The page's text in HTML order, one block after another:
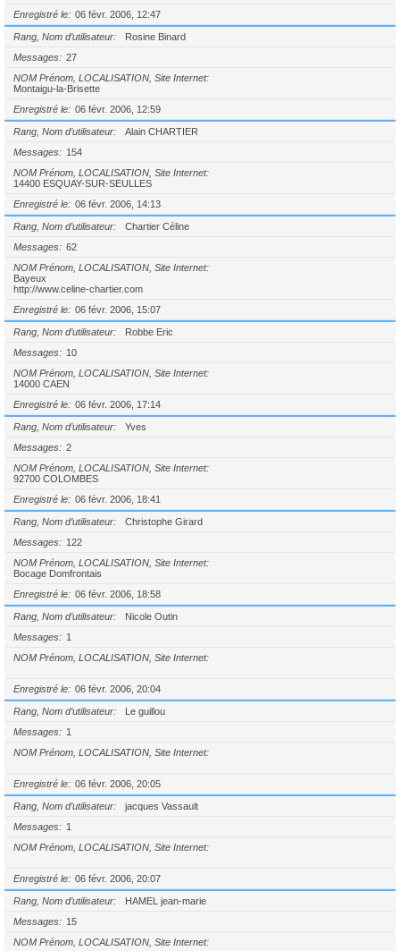
Enregistré le
06 févr. 2006, 12:47
Rang, Nom d’utilisateur
Rosine Binard
Messages
27
NOM Prénom, LOCALISATION, Site Internet
Montaigu-la-Brisette
Enregistré le
06 févr. 2006, 12:59
Rang, Nom d’utilisateur
Alain CHARTIER
Messages
154
NOM Prénom, LOCALISATION, Site Internet
14400 ESQUAY-SUR-SEULLES
Enregistré le
06 févr. 2006, 14:13
Rang, Nom d’utilisateur
Chartier Céline
Messages
62
NOM Prénom, LOCALISATION, Site Internet
Bayeux
http://www.celine-chartier.com
Enregistré le
06 févr. 2006, 15:07
Rang, Nom d’utilisateur
Robbe Eric
Messages
10
NOM Prénom, LOCALISATION, Site Internet
14000 CAEN
Enregistré le
06 févr. 2006, 17:14
Rang, Nom d’utilisateur
Yves
Messages
2
NOM Prénom, LOCALISATION, Site Internet
92700 COLOMBES
Enregistré le
06 févr. 2006, 18:41
Rang, Nom d’utilisateur
Christophe Girard
Messages
122
NOM Prénom, LOCALISATION, Site Internet
Bocage Domfrontais
Enregistré le
06 févr. 2006, 18:58
Rang, Nom d’utilisateur
Nicole Outin
Messages
1
NOM Prénom, LOCALISATION, Site Internet
Enregistré le 06 févr. 2006, 20:04
Rang, Nom d’utilisateur
Le guillou
Messages
1
NOM Prénom, LOCALISATION, Site Internet
Enregistré le 06 févr. 2006, 20:05
Rang, Nom d’utilisateur
jacques Vassault
Messages
1
NOM Prénom, LOCALISATION, Site Internet
Enregistré le 06 févr. 2006, 20:07
Rang, Nom d’utilisateur
HAMEL jean-marie
Messages
15
NOM Prénom, LOCALISATION, Site Internet